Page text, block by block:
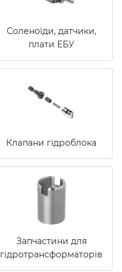
Соленоїди, датчики,
плати ЕБУ
Клапани гідроблока
Запчастини для
гідротрансформаторів